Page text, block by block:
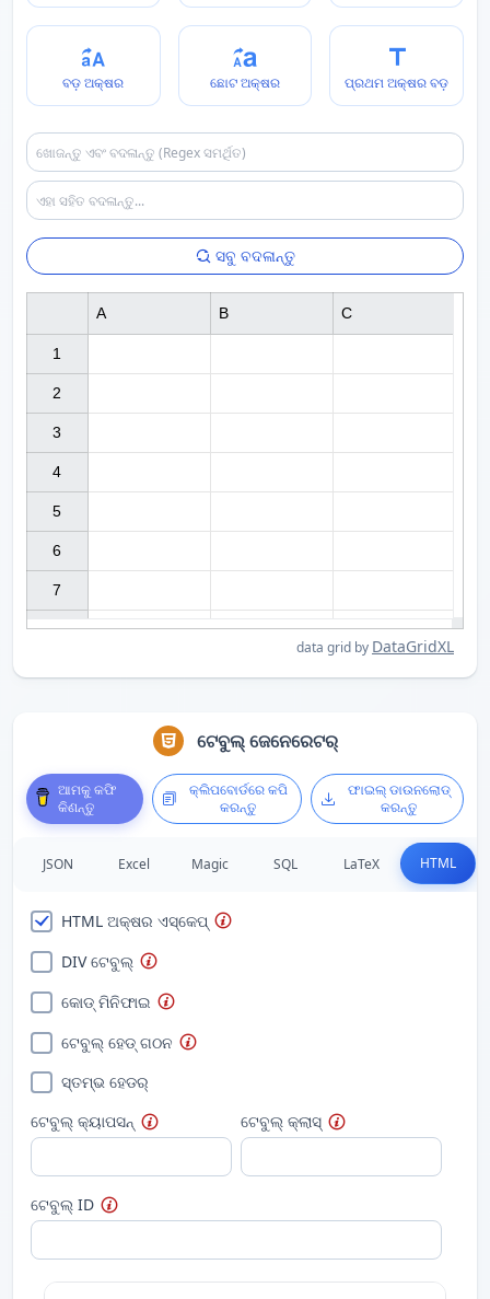
ବଡ଼ ଅକ୍ଷର ଛୋଟ ଅକ୍ଷର ପ୍ରଥମ ଅକ୍ଷର ବଡ଼
ସବୁ ବଦଳାନ୍ତୁ
1
2
3
4
5
6
7
A B C
data grid by DataGridXL
ଟେବୁଲ୍ ଜେନେରେଟର୍
ଆମକୁ କଫି
କିଣନ୍ତୁ
କ୍ଲିପବୋର୍ଡରେ କପି
କରନ୍ତୁ
ଫାଇଲ୍ ଡାଉନଲୋଡ୍
କରନ୍ତୁ
JSON Excel Magic SQL LaTeX HTML
HTML ଅକ୍ଷର ଏସ୍କେପ୍
DIV ଟେବୁଲ୍
କୋଡ୍ ମିନିଫାଇ
ଟେବୁଲ୍ ହେଡ୍ ଗଠନ
ସ୍ତମ୍ଭ ହେଡର୍
ଟେବୁଲ୍ କ୍ୟାପସନ୍
ଟେବୁଲ୍ କ୍ଲାସ୍
ଟେବୁଲ୍ ID